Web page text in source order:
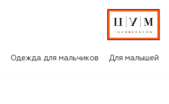
Одежда для мальчиков Для малышей